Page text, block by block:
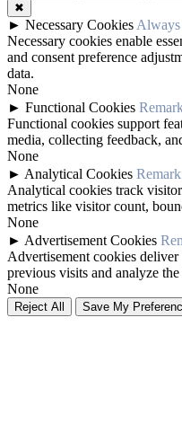
✖
► Necessary Cookies
Necessary cookies enable
and consent preference
data.
None
► Functional Cookies
Functional cookies support
media, collecting feedback,
None
► Analytical Cookies Remark
Analytical cookies track
metrics like visitor count,
None
► Advertisement Cookies
Advertisement cookies
previous visits and analyze
None
Reject All Save My